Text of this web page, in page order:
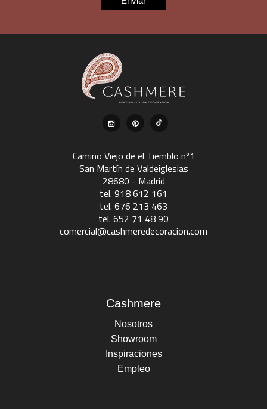
Camino Viejo de el Tiemblo nº1
San Martín de Valdeiglesias
28680 - Madrid
tel. 918 612 161
tel. 676 213 463
tel. 652 71 48 90
comercial@cashmeredecoracion.com
Cashmere
Nosotros
Showroom
Inspiraciones
Empleo